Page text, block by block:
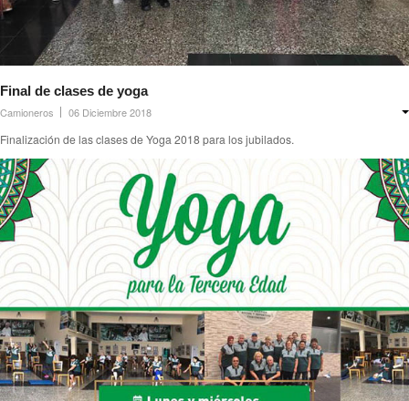
Final de clases de yoga
Camioneros 06 Diciembre 2018
Finalización de las clases de Yoga 2018 para los jubilados.